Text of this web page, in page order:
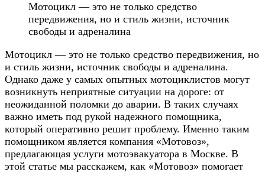
Мотоцикл — это не только средство
передвижения, но и стиль жизни, источник
свободы и адреналина
Мотоцикл — это не только средство передвижения, но
и стиль жизни, источник свободы и адреналина.
Однако даже у самых опытных мотоциклистов могут
возникнуть неприятные ситуации на дороге: от
неожиданной поломки до аварии. В таких случаях
важно иметь под рукой надежного помощника,
который оперативно решит проблему. Именно таким
помощником является компания «Мотовоз»,
предлагающая услуги мотоэвакуатора в Москве. В
этой статье мы расскажем, как «Мотовоз» помогает